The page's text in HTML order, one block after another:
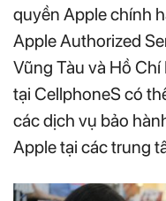
quyền Apple chính
Apple Authorized
Vũng Tàu và Hồ
tại CellphoneS có
các dịch vụ bảo
Apple tại các trung